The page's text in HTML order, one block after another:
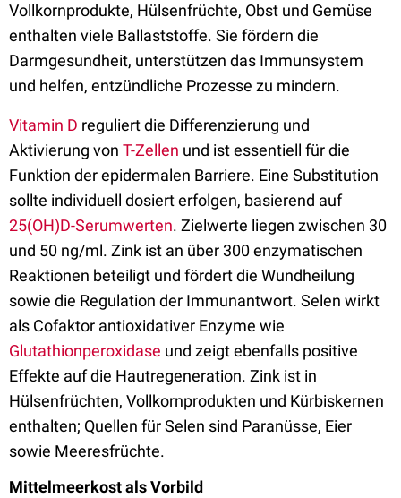
Vollkornprodukte, Hülsenfrüchte, Obst und Gemüse
enthalten viele Ballaststoffe. Sie fördern die
Darmgesundheit, unterstützen das Immunsystem
und helfen, entzündliche Prozesse zu mindern.
Vitamin D reguliert die Differenzierung und
Aktivierung von T-Zellen und ist essentiell für die
Funktion der epidermalen Barriere. Eine Substitution
sollte individuell dosiert erfolgen, basierend auf
25(OH)D-Serumwerten. Zielwerte liegen zwischen 30
und 50 ng/ml. Zink ist an über 300 enzymatischen
Reaktionen beteiligt und fördert die Wundheilung
sowie die Regulation der Immunantwort. Selen wirkt
als Cofaktor antioxidativer Enzyme wie
Glutathionperoxidase und zeigt ebenfalls positive
Effekte auf die Hautregeneration. Zink ist in
Hülsenfrüchten, Vollkornprodukten und Kürbiskernen
enthalten; Quellen für Selen sind Paranüsse, Eier
sowie Meeresfrüchte.
Mittelmeerkost als Vorbild